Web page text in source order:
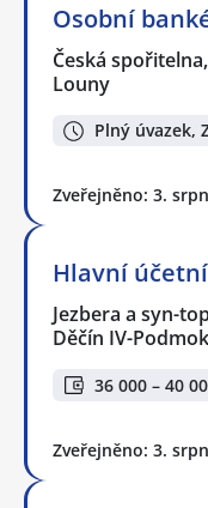
Osobní
Česká
Louny
Plný úvazek,
Zveřejněno: 3.
Hlavní účetní
Jezbera a syn-
Děčín IV-
36 000 – 40
Zveřejněno: 3.